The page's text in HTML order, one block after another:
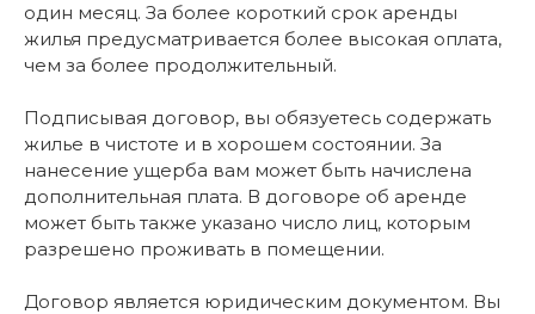
один месяц. За более короткий срок аренды
жилья предусматривается более высокая оплата,
чем за более продолжительный.
Подписывая договор, вы обязуетесь содержать
жилье в чистоте и в хорошем состоянии. За
нанесение ущерба вам может быть начислена
дополнительная плата. В договоре об аренде
может быть также указано число лиц, которым
разрешено проживать в помещении.
Договор является юридическим документом. Вы